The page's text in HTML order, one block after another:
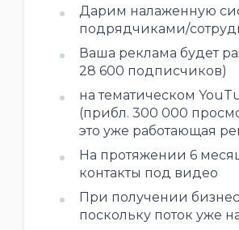
Дарим налаженную
подрядчиками/
Ваша реклама будет
28 600 подписчиков)
на тематическом
(прибл. 300 000
это уже работающая
На протяжении 6
контакты под видео
При получении
поскольку поток уже